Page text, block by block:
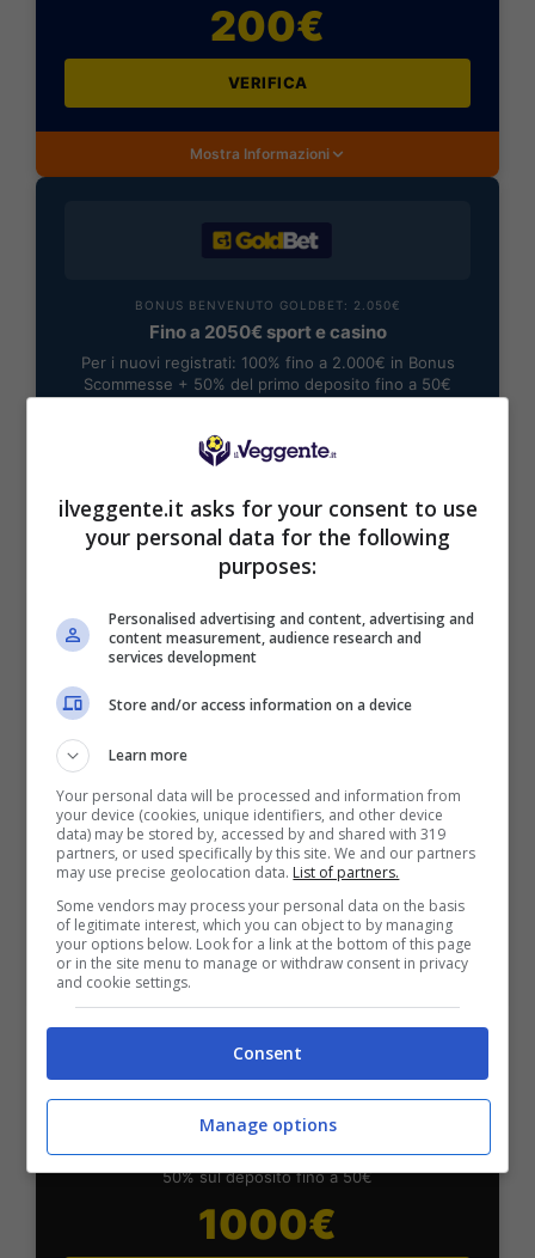
200€
VERIFICA
Mostra Informazioni
BONUS BENVENUTO GOLDBET: 2.050€
Fino a 2050€ sport e casino
Per i nuovi registrati: 100% fino a 2.000€ in Bonus
Scommesse + 50% del primo deposito fino a 50€
2050€
Mostra Informazioni
BONUS BENVENUTO LOTTOMATICA: 2050€
Per i nuovi utenti della piattaforma: 100% fino a 50€ in
Bonus Scommesse + 100% fino a 2000€ in Bonus
Sport
2050€
VERIFICA
Mostra Informazioni
SNAI
50% sul deposito fino a 50€
1000€
ilveggente.it asks for your consent to use
your personal data for the following
purposes:
Personalised advertising and content, advertising and
content measurement, audience research and
services development
Store and/or access information on a device
Learn more
Your personal data will be processed and information from
your device (cookies, unique identifiers, and other device
data) may be stored by, accessed by and shared with 319
partners, or used specifically by this site. We and our partners
may use precise geolocation data. List of partners.
Some vendors may process your personal data on the basis
of legitimate interest, which you can object to by managing
your options below. Look for a link at the bottom of this page
or in the site menu to manage or withdraw consent in privacy
and cookie settings.
Consent
Manage options